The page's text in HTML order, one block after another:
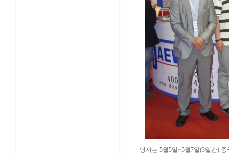
당사는 5월5일~5월7일(3일간)